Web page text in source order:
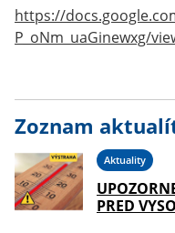
https://
P_oNm_uaGinewxg/
Zoznam
Aktuality
PRED